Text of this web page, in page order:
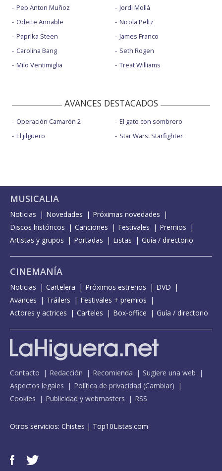
Pep Anton Muñoz
Odette Annable
Paprika Steen
Carolina Bang
Milo Ventimiglia
Jordi Mollà
Nicola Peltz
James Franco
Seth Rogen
Treat Williams
AVANCES DESTACADOS
Operación Camarón 2
El jilguero
El gato con sombrero
Star Wars: Starfighter
MUSICALIA
Noticias Novedades
Próximas novedades
Discos históricos
Canciones Festivales
Premios
Artistas y grupos
Portadas Listas Guía / directorio
CINEMANÍA
Noticias Cartelera Próximos estrenos
DVD
Avances
Tráilers
Festivales + premios
Actores y actrices
Carteles Box-office Guía / directorio
Contacto Redacción Recomienda
Sugiere una web
Aspectos legales
Política de privacidad (Cambiar)
Cookies
Publicidad y webmasters RSS
Otros servicios: Chistes | Top10Listas.com